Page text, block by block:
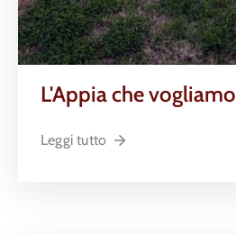
L'Appia che vogliamo
Leggi tutto